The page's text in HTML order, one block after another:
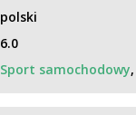
polski
6.0
Sport samochodowy,